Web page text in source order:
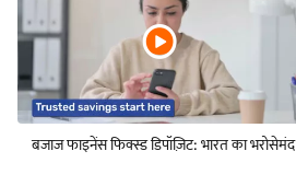
बजाज फाइनेंस फिक्स्ड डिपॉज़िट: भारत का भरोसेमंद